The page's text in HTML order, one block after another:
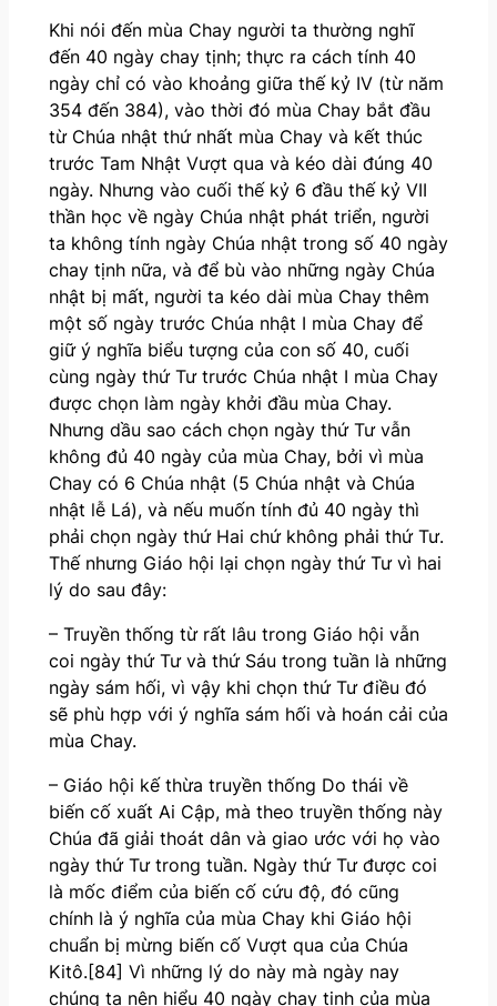
Khi nói đến mùa Chay người ta thường nghĩ
đến 40 ngày chay tịnh; thực ra cách tính 40
ngày chỉ có vào khoảng giữa thế kỷ IV (từ năm
354 đến 384), vào thời đó mùa Chay bắt đầu
từ Chúa nhật thứ nhất mùa Chay và kết thúc
trước Tam Nhật Vượt qua và kéo dài đúng 40
ngày. Nhưng vào cuối thế kỷ 6 đầu thế kỷ VII
thần học về ngày Chúa nhật phát triển, người
ta không tính ngày Chúa nhật trong số 40 ngày
chay tịnh nữa, và để bù vào những ngày Chúa
nhật bị mất, người ta kéo dài mùa Chay thêm
một số ngày trước Chúa nhật I mùa Chay để
giữ ý nghĩa biểu tượng của con số 40, cuối
cùng ngày thứ Tư trước Chúa nhật I mùa Chay
được chọn làm ngày khởi đầu mùa Chay.
Nhưng dầu sao cách chọn ngày thứ Tư vẫn
không đủ 40 ngày của mùa Chay, bởi vì mùa
Chay có 6 Chúa nhật (5 Chúa nhật và Chúa
nhật lễ Lá), và nếu muốn tính đủ 40 ngày thì
phải chọn ngày thứ Hai chứ không phải thứ Tư.
Thế nhưng Giáo hội lại chọn ngày thứ Tư vì hai
lý do sau đây:
– Truyền thống từ rất lâu trong Giáo hội vẫn
coi ngày thứ Tư và thứ Sáu trong tuần là những
ngày sám hối, vì vậy khi chọn thứ Tư điều đó
sẽ phù hợp với ý nghĩa sám hối và hoán cải của
mùa Chay.
– Giáo hội kế thừa truyền thống Do thái về
biến cố xuất Ai Cập, mà theo truyền thống này
Chúa đã giải thoát dân và giao ước với họ vào
ngày thứ Tư trong tuần. Ngày thứ Tư được coi
là mốc điểm của biến cố cứu độ, đó cũng
chính là ý nghĩa của mùa Chay khi Giáo hội
chuẩn bị mừng biến cố Vượt qua của Chúa
Kitô.[84] Vì những lý do này mà ngày nay
chúng ta nên hiểu 40 ngày chay tịnh của mùa